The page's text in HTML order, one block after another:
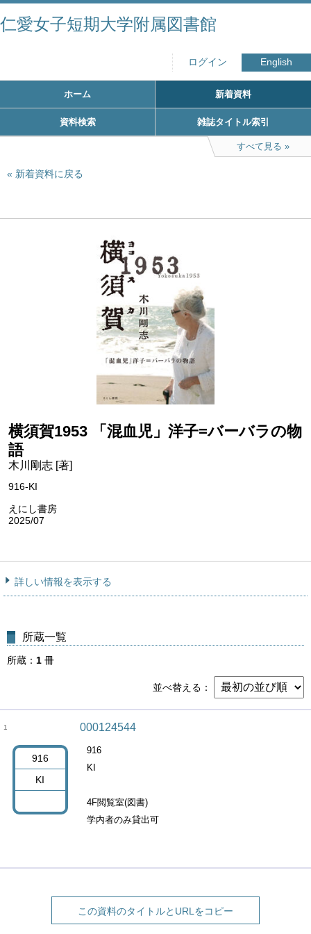
仁愛女子短期大学附属図書館
ログイン English
ホーム 新着資料
資料検索 雑誌タイトル索引
すべて見る
新着資料に戻る
横須賀1953 「混血児」洋子=バーバラの物
語
木川剛志 [著]
916-KI
えにし書房
2025/07
詳しい情報を表示する
所蔵一覧
所蔵 1 冊
並べ替える
1
916
KI
000124544
916
KI
4F閲覧室(図書)
学内者のみ貸出可
この資料のタイトルとURLをコピー